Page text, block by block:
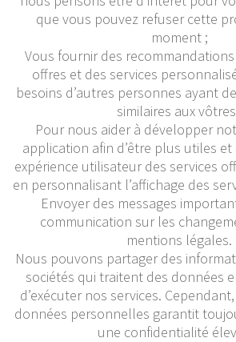
que vous pouvez refuser cette
moment ;
Vous fournir des
offres et des services
besoins d’autres personnes ayant
similaires aux
Pour nous aider à développer
application afin d’être plus utiles et
expérience utilisateur des services
en personnalisant l’affichage des
Envoyer des messages
communication sur les
mentions légales.
Nous pouvons partager des
sociétés qui traitent des données
d’exécuter nos services.
données personnelles garantit
une confidentialité